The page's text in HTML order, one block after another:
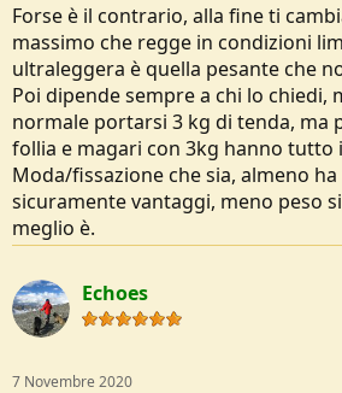
Forse è il contrario, alla fine ti
massimo che regge in condizioni
ultraleggera è quella pesante che
Poi dipende sempre a chi lo chiedi,
normale portarsi 3 kg di tenda, ma
follia e magari con 3kg hanno tutto
Moda/fissazione che sia, almeno
sicuramente vantaggi, meno peso
meglio è.
Echoes
7 Novembre 2020